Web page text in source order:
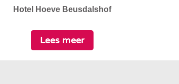
Hotel Hoeve Beusdalshof
Lees meer